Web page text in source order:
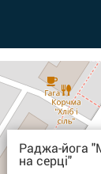
Раджа-йога
на серці"